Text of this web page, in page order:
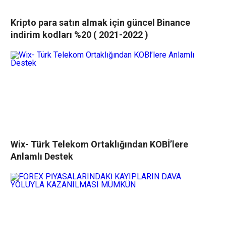
Kripto para satın almak için güncel Binance
indirim kodları %20 ( 2021-2022 )
Wix- Türk Telekom Ortaklığından KOBİ’lere
Anlamlı Destek